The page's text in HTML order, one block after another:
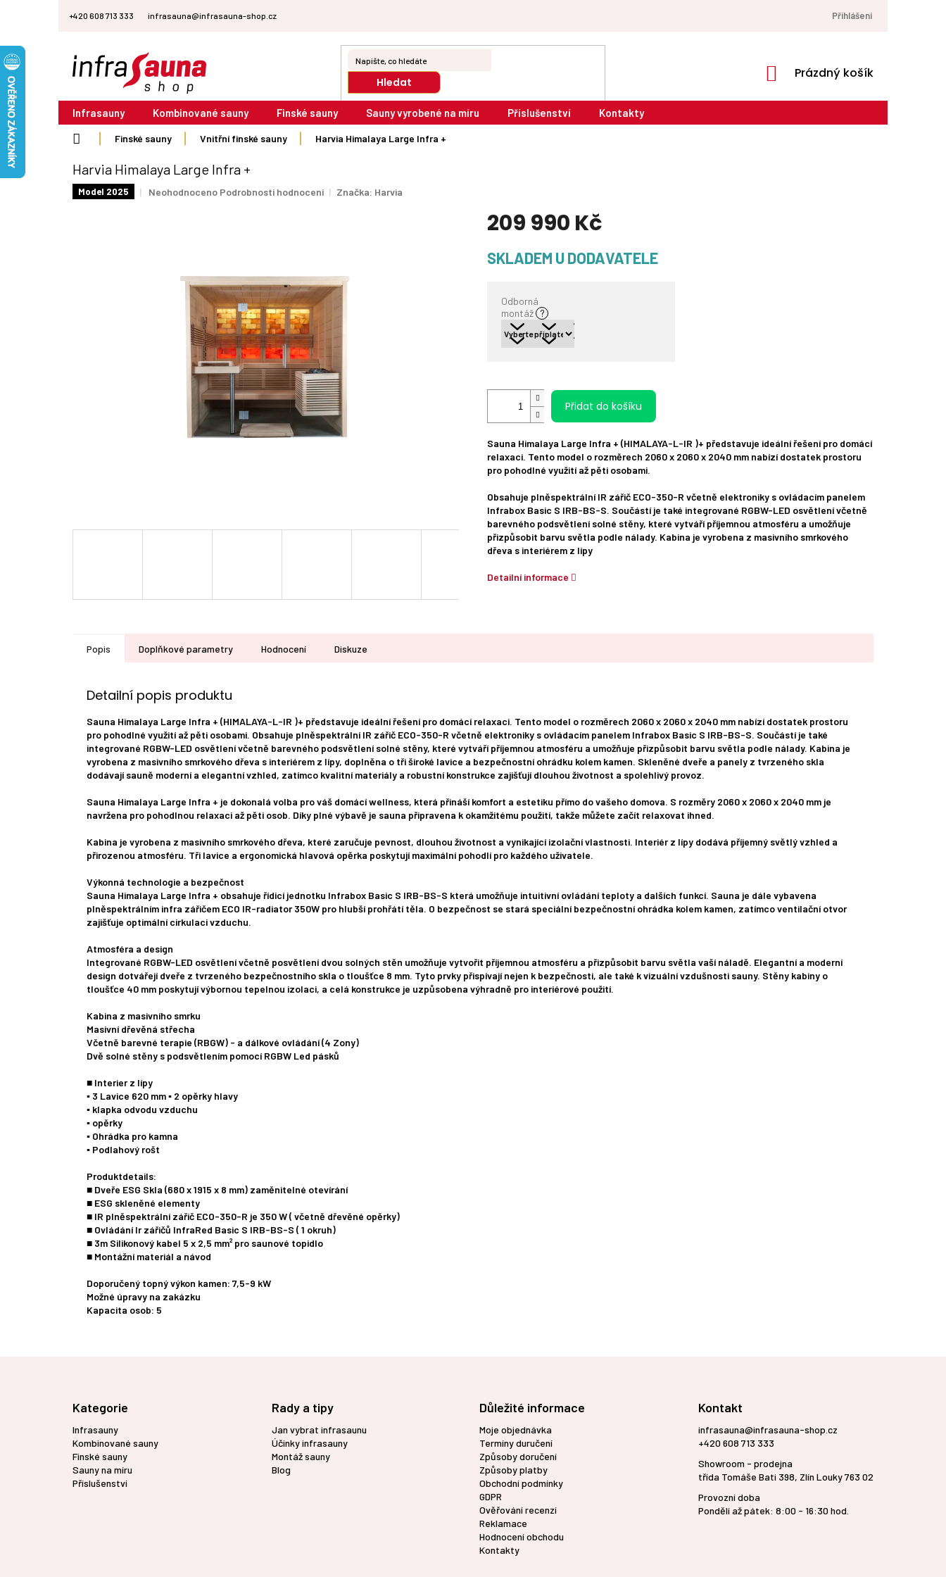
+420 608 713 333 infrasauna@infrasauna-shop.cz Přihlášení
Hledat
NÁKUPNÍ
Prázdný košík
Infrasauny Kombinované sauny Finské sauny Sauny vyrobené na míru Příslušenství Kontakty
Finské sauny Vnitřní finské sauny Harvia Himalaya Large Infra +
Harvia Himalaya Large Infra +
Model 2025
Průměrné
hvězdiček.
Neohodnoceno Podrobnosti hodnocení Značka: Harvia
209 990 Kč
cena:
SKLADEM U DODAVATELE
Odborná
montáž ?
Přidat do košíku
Sauna Himalaya Large Infra + (HIMALAYA-L-IR )+ představuje ideální řešení pro domácí
relaxaci. Tento model o rozměrech 2060 x 2060 x 2040 mm nabízí dostatek prostoru
pro pohodlné využití až pěti osobami.
Obsahuje plněspektrální IR zářič ECO-350-R včetně elektroniky s ovládacím panelem
Infrabox Basic S IRB-BS-S. Součástí je také integrované RGBW-LED osvětlení včetně
barevného podsvětlení solné stěny, které vytváří příjemnou atmosféru a umožňuje
přizpůsobit barvu světla podle nálady. Kabina je vyrobena z masivního smrkového
dřeva s interiérem z lípy
Detailní informace
Popis Doplňkové parametry Hodnocení Diskuze
Detailní popis produktu
Sauna Himalaya Large Infra + (HIMALAYA-L-IR )+ představuje ideální řešení pro domácí relaxaci. Tento model o rozměrech 2060 x 2060 x 2040 mm nabízí dostatek prostoru
pro pohodlné využití až pěti osobami. Obsahuje plněspektrální IR zářič ECO-350-R včetně elektroniky s ovládacím panelem Infrabox Basic S IRB-BS-S. Součástí je také
integrované RGBW-LED osvětlení včetně barevného podsvětlení solné stěny, které vytváří příjemnou atmosféru a umožňuje přizpůsobit barvu světla podle nálady. Kabina je
vyrobena z masivního smrkového dřeva s interiérem z lípy, doplněna o tři široké lavice a bezpečnostní ohrádku kolem kamen. Skleněné dveře a panely z tvrzeného skla
dodávají sauně moderní a elegantní vzhled, zatímco kvalitní materiály a robustní konstrukce zajišťují dlouhou životnost a spolehlivý provoz.
Sauna Himalaya Large Infra + je dokonalá volba pro váš domácí wellness, která přináší komfort a estetiku přímo do vašeho domova. S rozměry 2060 x 2060 x 2040 mm je
navržena pro pohodlnou relaxaci až pěti osob. Díky plné výbavě je sauna připravena k okamžitému použití, takže můžete začít relaxovat ihned.
Kabina je vyrobena z masivního smrkového dřeva, které zaručuje pevnost, dlouhou životnost a vynikající izolační vlastnosti. Interiér z lípy dodává příjemný světlý vzhled a
přirozenou atmosféru. Tři lavice a ergonomická hlavová opěrka poskytují maximální pohodlí pro každého uživatele.
Výkonná technologie a bezpečnost
Sauna Himalaya Large Infra + obsahuje řídicí jednotku Infrabox Basic S IRB-BS-S která umožňuje intuitivní ovládání teploty a dalších funkcí. Sauna je dále vybavena
plněspektrálním infra zářičem ECO IR-radiator 350W pro hlubší prohřátí těla. O bezpečnost se stará speciální bezpečnostní ohrádka kolem kamen, zatímco ventilační otvor
zajišťuje optimální cirkulaci vzduchu.
Atmosféra a design
Integrované RGBW-LED osvětlení včetně posvětlení dvou solných stěn umožňuje vytvořit příjemnou atmosféru a přizpůsobit barvu světla vaší náladě. Elegantní a moderní
design dotvářejí dveře z tvrzeného bezpečnostního skla o tloušťce 8 mm. Tyto prvky přispívají nejen k bezpečnosti, ale také k vizuální vzdušnosti sauny. Stěny kabiny o
tloušťce 40 mm poskytují výbornou tepelnou izolaci, a celá konstrukce je uzpůsobena výhradně pro interiérové použití.
Kabina z masivního smrku
Masivní dřevěná střecha
Včetně barevné terapie (RBGW) - a dálkové ovládání (4 Zony)
Dvě solné stěny s podsvětlením pomocí RGBW Led pásků
■ Interier z lípy
▪ 3 Lavice 620 mm ▪ 2 opěrky hlavy
▪ klapka odvodu vzduchu
▪ opěrky
▪ Ohrádka pro kamna
▪ Podlahový rošt
Produktdetails:
■ Dveře ESG Skla (680 x 1915 x 8 mm) zaměnitelné otevírání
■ ESG skleněné elementy
■ IR plněspektrální zářič ECO-350-R je 350 W ( včetně dřevěné opěrky)
■ Ovládání Ir zářičů InfraRed Basic S IRB-BS-S ( 1 okruh)
■ 3m Silikonový kabel 5 x 2,5 mm² pro saunové topidlo
■ Montážní materiál a návod
Doporučený topný výkon kamen: 7,5-9 kW
Možné úpravy na zakázku
Kapacita osob: 5
Kategorie
Infrasauny
Kombinované sauny
Finské sauny
Sauny na míru
Příslušenství
Rady a tipy
Jan vybrat infrasaunu
Účinky infrasauny
Montáž sauny
Blog
Důležité informace
Moje objednávka
Termíny duručení
Způsoby doručení
Způsoby platby
Obchodní podmínky
GDPR
Ověřování recenzí
Reklamace
Hodnocení obchodu
Kontakty
Kontakt
infrasauna@infrasauna-shop.cz
+420 608 713 333
Showroom - prodejna
třída Tomáše Bati 398, Zlín Louky 763 02
Provozní doba
Pondělí až pátek: 8:00 - 16:30 hod.